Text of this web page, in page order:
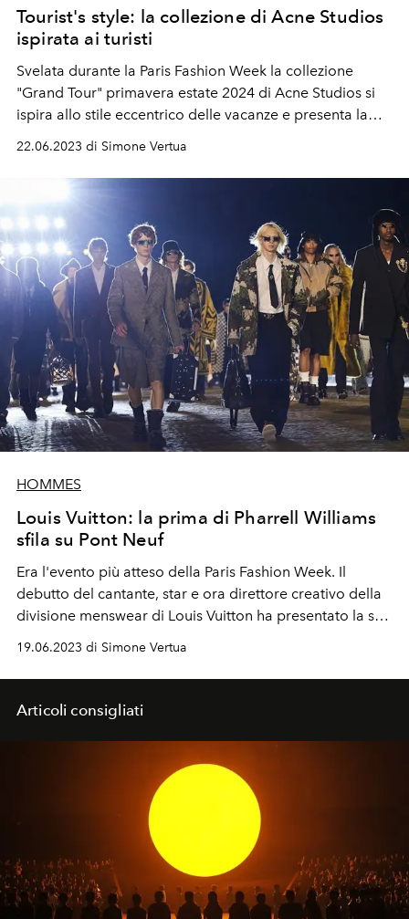
Tourist's style: la collezione di Acne Studios
ispirata ai turisti
Svelata durante la Paris Fashion Week la collezione
"Grand Tour" primavera estate 2024 di Acne Studios si
ispira allo stile eccentrico delle vacanze e presenta la
nuova collaborazione
22.06.2023 di Simone Vertua
HOMMES
Louis Vuitton: la prima di Pharrell Williams
sfila su Pont Neuf
Era l'evento più atteso della Paris Fashion Week. Il
debutto del cantante, star e ora direttore creativo della
divisione menswear di Louis Vuitton ha presentato la sua
prima sfilata uomo primavera estate 2024.
19.06.2023 di Simone Vertua
Articoli consigliati